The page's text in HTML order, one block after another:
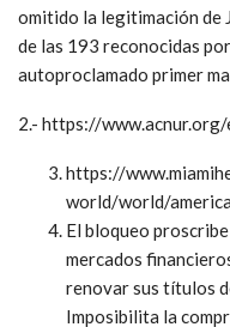
omitido la legitimación de
de las 193 reconocidas
autoproclamado primer
2.- https://www.acnur.org/
https://
world/world/
El bloqueo
mercados
renovar sus títulos
Imposibilita la